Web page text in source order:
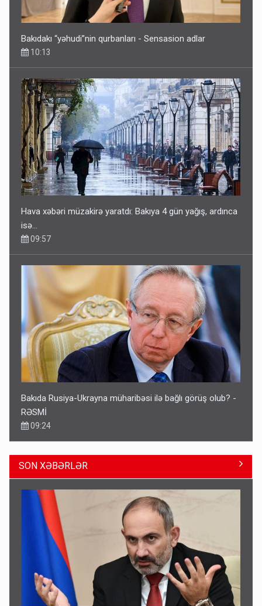
Hava xəbəri müzakirə yaratdı: Bakıya 4 gün yağış, ardınca
isə…
09:57
Bakıda Rusiya-Ukrayna müharibəsi ilə bağlı görüş olub? -
RƏSMİ
09:24
Avtomobil sahiblərinin nəzərinə: Kasko bahalaşır -
SƏBƏBLƏR
9 Avqust 15:35
Bu şəxslərin müavinəti LƏĞV EDİLƏCƏK
SON XƏBƏRLƏR